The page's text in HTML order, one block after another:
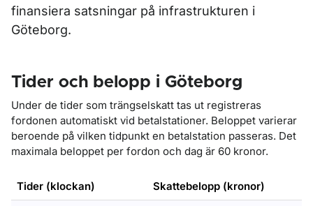
finansiera satsningar på infrastrukturen i
Göteborg.
Tider och belopp i Göteborg
Under de tider som trängselskatt tas ut registreras
fordonen automatiskt vid betalstationer. Beloppet varierar
beroende på vilken tidpunkt en betalstation passeras. Det
maximala beloppet per fordon och dag är 60 kronor.
Tider (klockan) Skattebelopp (kronor)